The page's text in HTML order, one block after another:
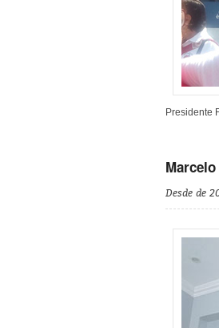
Presidente
Desde de